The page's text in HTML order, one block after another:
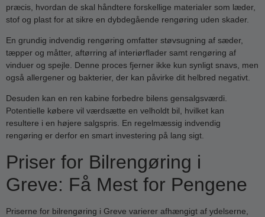
præcis, hvordan de skal håndtere forskellige materialer som læder,
stof og plast for at sikre en dybdegående rengøring uden skader.
En grundig indvendig rengøring omfatter støvsugning af sæder,
tæpper og måtter, aftørring af interiørflader samt rengøring af
vinduer og spejle. Denne proces fjerner ikke kun synligt snavs, men
også allergener og bakterier, der kan påvirke dit helbred negativt.
Desuden kan en ren kabine forbedre bilens gensalgsværdi.
Potentielle købere vil værdsætte en velholdt bil, hvilket kan
resultere i en højere salgspris. En regelmæssig indvendig
rengøring er derfor en smart investering på lang sigt.
Priser for Bilrengøring i
Greve: Få Mest for Pengene
Priserne for bilrengøring i Greve varierer afhængigt af ydelserne,